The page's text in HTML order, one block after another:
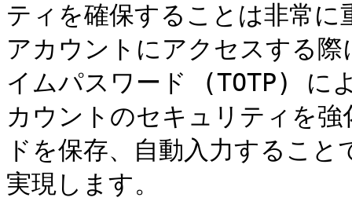
ティを確保することは非常
アカウントにアクセスする
イムパスワード (TOTP) に
カウントのセキュリティを
ドを保存、自動入力するこ
実現します。